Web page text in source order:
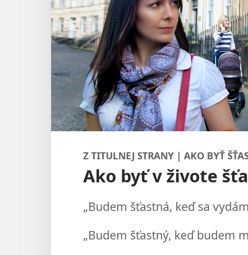
Z TITULNEJ STRANY | AKO BYŤ
Ako byť v živote
„Budem šťastná, keď sa
„Budem šťastný, keď budem